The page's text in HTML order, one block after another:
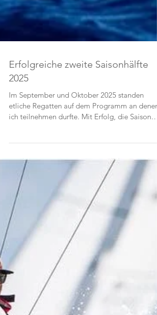
Erfolgreiche zweite Saisonhälfte
2025
Im September und Oktober 2025 standen
etliche Regatten auf dem Programm an denen
2025 bot damit noch einige Höhepunkte!
Platz 15 von 30 Teams Régate Royale,
Französiche Meisterschaft im 5.5mIC in Cannes
FRA, Platz 1 von 9 Teams Menoni Trophy im
Finn in Malcesine ITA, Platz 3 von 78
Teilnehmern Herbstpreis im 5.5mIC in Thun
Platz 1 von 8 Teams Spanische Meisterschaft im